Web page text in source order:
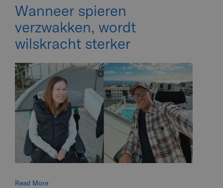
Wanneer spieren
verzwakken, wordt
wilskracht sterker
Read More